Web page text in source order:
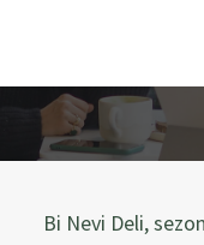
Bi Nevi Deli,